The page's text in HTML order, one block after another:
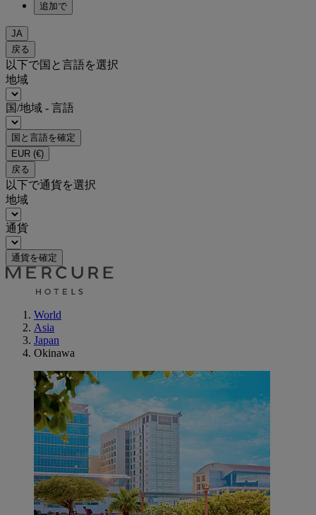
追加で
JA
戻る
以下で国と言語を選択
地域
国/地域 - 言語
国と言語を確定
EUR (€)
戻る
以下で通貨を選択
地域
通貨
通貨を確定
World
Asia
Japan
Okinawa